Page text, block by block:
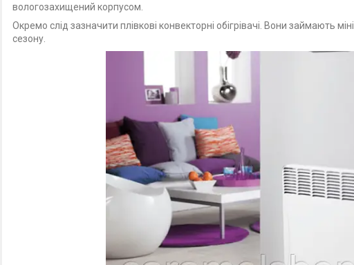
вологозахищений корпусом.
Окремо слід зазначити плівкові конвекторні обігрівачі. Вони займають
сезону.